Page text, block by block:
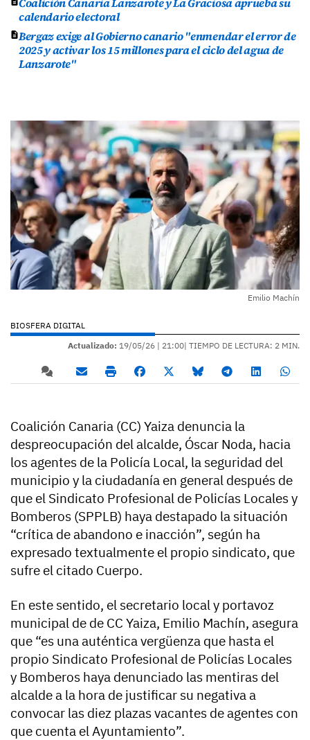
calendario electoral
Bergaz exige al Gobierno canario "enmendar el error de
2025 y activar los 15 millones para el ciclo del agua de
Lanzarote"
Emilio Machín
BIOSFERA DIGITAL
Actualizado: 19/05/26 | 21:00| TIEMPO DE LECTURA: 2 MIN.
Coalición Canaria (CC) Yaiza denuncia la
despreocupación del alcalde, Óscar Noda, hacia
los agentes de la Policía Local, la seguridad del
municipio y la ciudadanía en general después de
que el Sindicato Profesional de Policías Locales y
Bomberos (SPPLB) haya destapado la situación
“crítica de abandono e inacción”, según ha
expresado textualmente el propio sindicato, que
sufre el citado Cuerpo.
En este sentido, el secretario local y portavoz
municipal de de CC Yaiza, Emilio Machín, asegura
que “es una auténtica vergüenza que hasta el
propio Sindicato Profesional de Policías Locales
y Bomberos haya denunciado las mentiras del
alcalde a la hora de justificar su negativa a
convocar las diez plazas vacantes de agentes con
que cuenta el Ayuntamiento”.